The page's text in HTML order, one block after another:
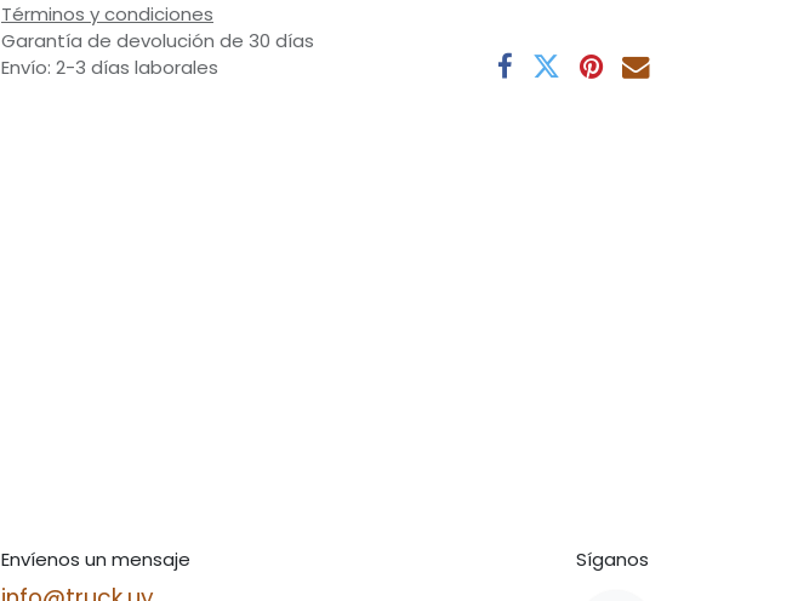
Términos y condiciones
Garantía de devolución de 30 días
Envío: 2-3 días laborales
Envíenos un mensaje Síganos